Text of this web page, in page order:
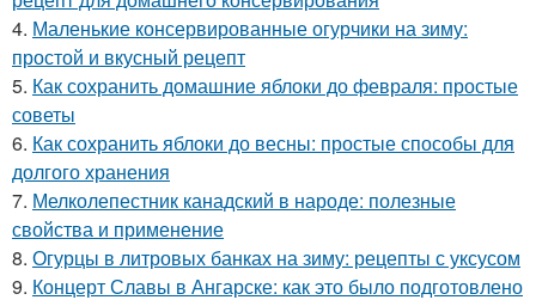
4. Маленькие консервированные огурчики на зиму:
простой и вкусный рецепт
5. Как сохранить домашние яблоки до февраля: простые
советы
6. Как сохранить яблоки до весны: простые способы для
долгого хранения
7. Мелколепестник канадский в народе: полезные
свойства и применение
8. Огурцы в литровых банках на зиму: рецепты с уксусом
9. Концерт Славы в Ангарске: как это было подготовлено